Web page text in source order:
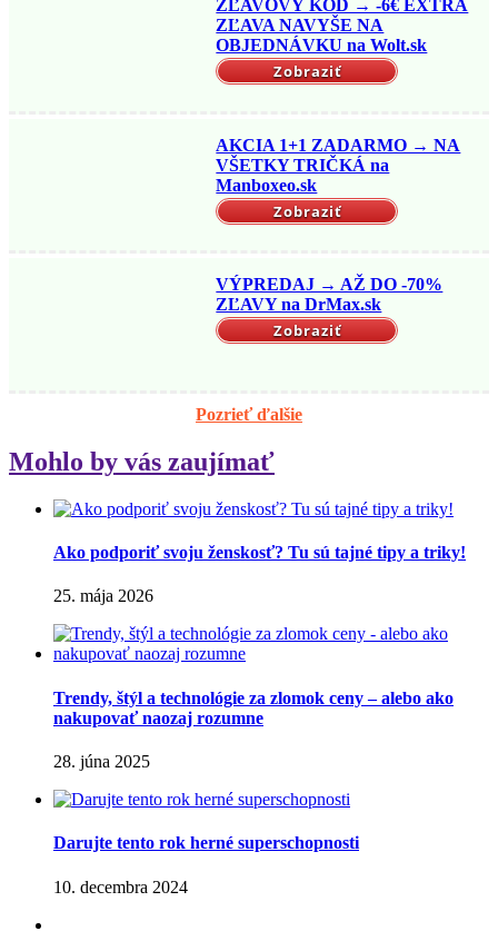
ZĽAVOVÝ KÓD → -6€ EXTRA
ZĽAVA NAVYŠE NA
OBJEDNÁVKU na Wolt.sk
Zobraziť
AKCIA 1+1 ZADARMO → NA
VŠETKY TRIČKÁ na
Manboxeo.sk
Zobraziť
VÝPREDAJ → AŽ DO -70%
ZĽAVY na DrMax.sk
Zobraziť
Pozrieť ďalšie
Mohlo by vás zaujímať
Ako podporiť svoju ženskosť? Tu sú tajné tipy a triky!
25. mája 2026
Trendy, štýl a technológie za zlomok ceny – alebo ako
nakupovať naozaj rozumne
28. júna 2025
Darujte tento rok herné superschopnosti
10. decembra 2024